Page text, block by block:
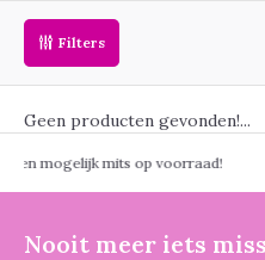
Filters
Geen producten gevonden!...
mits op voorraad!
Nooit meer iets